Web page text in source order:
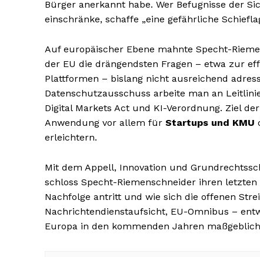
Bürger anerkannt habe. Wer Befugnisse der
einschränke, schaffe „eine gefährliche
Auf europäischer Ebene mahnte Specht-
der EU die drängendsten Fragen – etwa zur
Plattformen – bislang nicht ausreichend
Datenschutzausschuss arbeite man an
Digital Markets Act und KI-Verordnung. Ziel
Anwendung vor allem für Startups und KMU
erleichtern.
Mit dem Appell, Innovation und
schloss Specht-Riemenschneider ihren
Nachfolge antritt und wie sich die offenen
Nachrichtendienstaufsicht, EU-Omnibus –
Europa in den kommenden Jahren